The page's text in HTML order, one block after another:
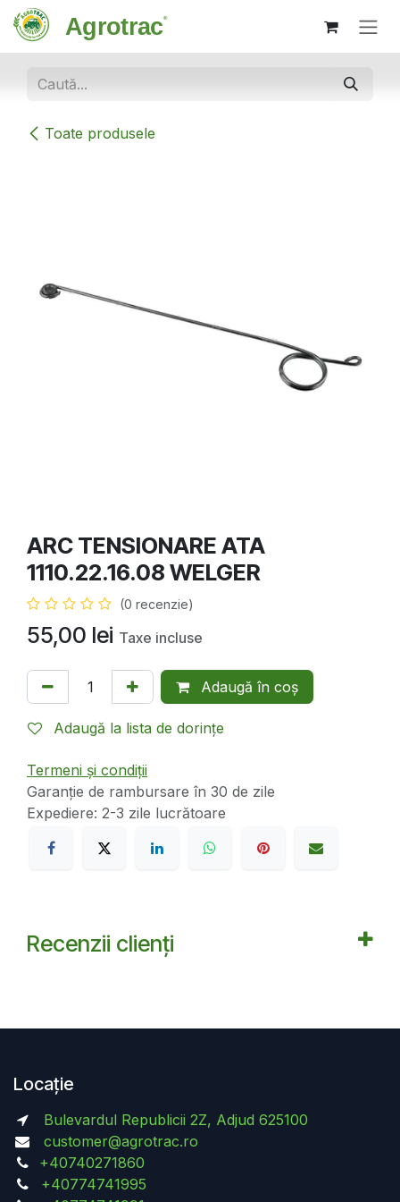
Sari la conținut
Toate produsele
ARC TENSIONARE ATA
1110.22.16.08 WELGER
(0 recenzie)
55,00 lei Taxe incluse
Adaugă în coș
Adaugă la lista de dorințe
Termeni și condiții
Garanție de rambursare în 30 de zile
Expediere: 2-3 zile lucrătoare
Recenzii clienți
Locație
Bulevardul Republicii 2Z, Adjud 625100
customer@agrotrac.ro
+40740271860
+40774741995